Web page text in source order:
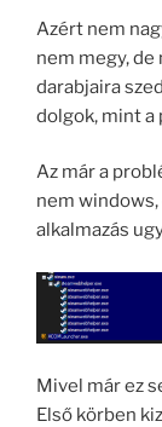
Azért nem
nem megy, de
darabjaira
dolgok, mint a
Az már a
nem
alkalmazás
Mivel már ez
Első körben